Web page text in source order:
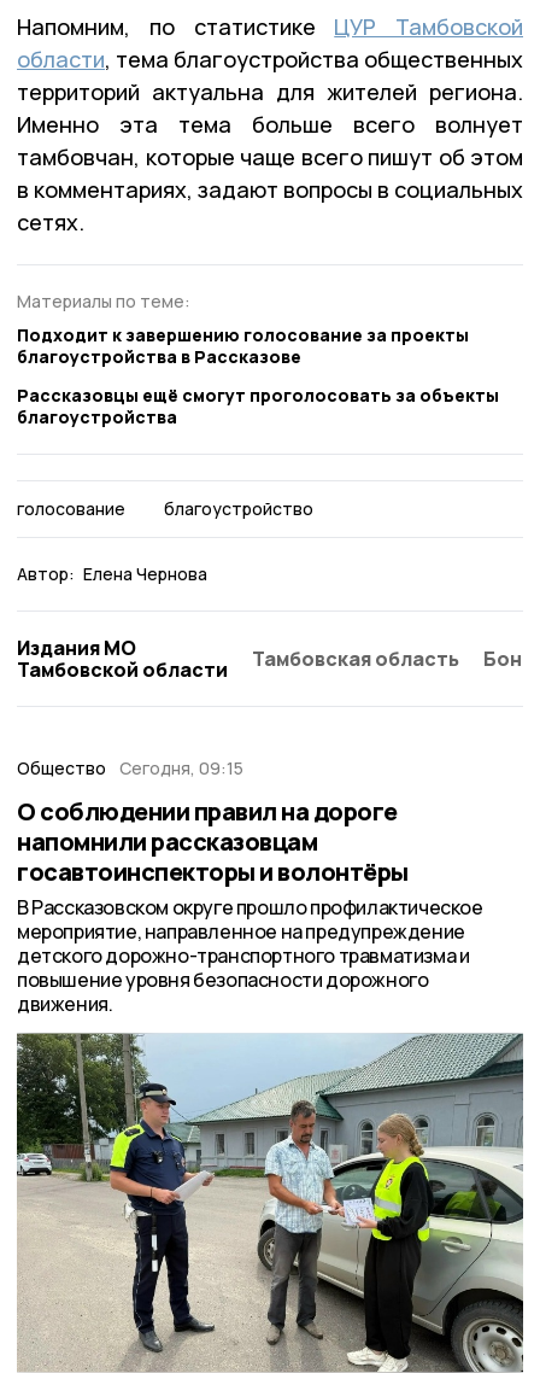
Напомним, по статистике ЦУР Тамбовской
области, тема благоустройства общественных
территорий актуальна для жителей региона.
Именно эта тема больше всего волнует
тамбовчан, которые чаще всего пишут об этом
в комментариях, задают вопросы в социальных
сетях.
Материалы по теме:
Подходит к завершению голосование за проекты
благоустройства в Рассказове
Рассказовцы ещё смогут проголосовать за объекты
благоустройства
голосование благоустройство
Автор: Елена Чернова
Издания МО
Тамбовской области
Тамбовская область
Общество Сегодня, 09:15
О соблюдении правил на дороге
напомнили рассказовцам
госавтоинспекторы и волонтёры
В Рассказовском округе прошло профилактическое
мероприятие, направленное на предупреждение
детского дорожно-транспортного травматизма и
повышение уровня безопасности дорожного
движения.